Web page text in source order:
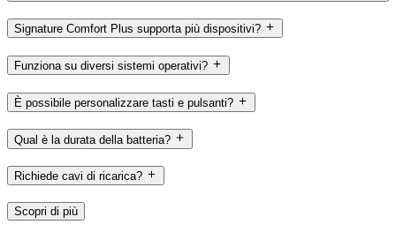
Signature Comfort Plus supporta più dispositivi?
Funziona su diversi sistemi operativi?
È possibile personalizzare tasti e pulsanti?
Qual è la durata della batteria?
Richiede cavi di ricarica?
Scopri di più